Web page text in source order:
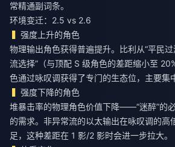
常精通副词条。
环境变迁：2.5 vs 2.6
强度上升的角色
物理输出角色获得普遍提升。比利从“平民过
流选择”（与顶配 S 级角色的差距缩小至
色通过咏叹调获得了专门的生态位，主要集
强度下降的角色
堆暴击率的物理角色价值下降——“迷醉”的
的需求。非异常流的以太输出在咏叹调的高
足，这种差距在 1 影/2 影时会进一步拉大。